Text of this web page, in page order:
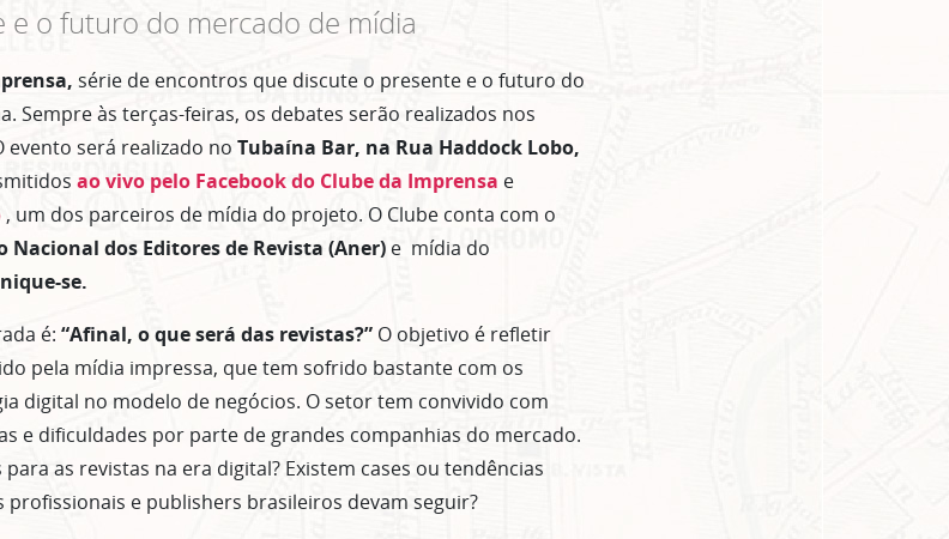
e o futuro do mercado de mídia
série de encontros que discute o presente e o futuro do
Sempre às terças-feiras, os debates serão realizados nos
evento será realizado no Tubaína Bar, na Rua Haddock Lobo,
ao vivo pelo Facebook do Clube da Imprensa e
, um dos parceiros de mídia do projeto. O Clube conta com o
Nacional dos Editores de Revista (Aner) e mídia do
se.
é: “Afinal, o que será das revistas?” O objetivo é refletir
pela mídia impressa, que tem sofrido bastante com os
digital no modelo de negócios. O setor tem convivido com
e dificuldades por parte de grandes companhias do mercado.
as revistas na era digital? Existem cases ou tendências
e publishers brasileiros devam seguir?